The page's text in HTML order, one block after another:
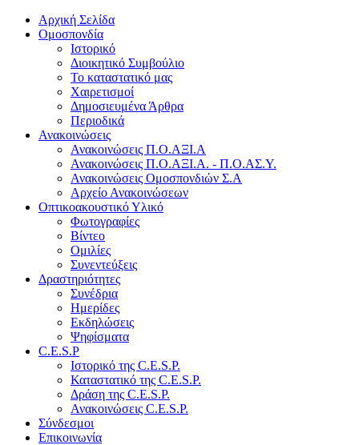
Αρχική Σελίδα
Ομοσπονδία
Ιστορικό
Διοικητικό Συμβούλιο
Το καταστατικό μας
Χαιρετισμοί
Δημοσιευμένα Άρθρα
Περιοδικά
Ανακοινώσεις
Ανακοινώσεις Π.Ο.ΑΞΙ.Α
Ανακοινώσεις Π.Ο.ΑΞΙ.Α. - Π.Ο.ΑΣ.Υ.
Ανακοινώσεις Ομοσπονδιών Σ.Α
Αρχείο Ανακοινώσεων
Οπτικοακουστικό Υλικό
Φωτογραφίες
Βίντεο
Ομιλίες
Συνεντεύξεις
Δραστηριότητες
Συνέδρια
Ημερίδες
Εκδηλώσεις
Ψηφίσματα
C.E.S.P
Ιστορικό της C.E.S.P.
Καταστατικό της C.E.S.P.
Δράση της C.E.S.P.
Ανακοινώσεις C.E.S.P.
Σύνδεσμοι
Επικοινωνία